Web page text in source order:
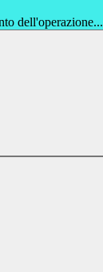
dell'operazione...